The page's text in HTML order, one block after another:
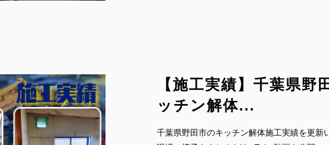
【施工実績】千葉県野
ッチン解体...
千葉県野田市のキッチン解体施工実績を更新